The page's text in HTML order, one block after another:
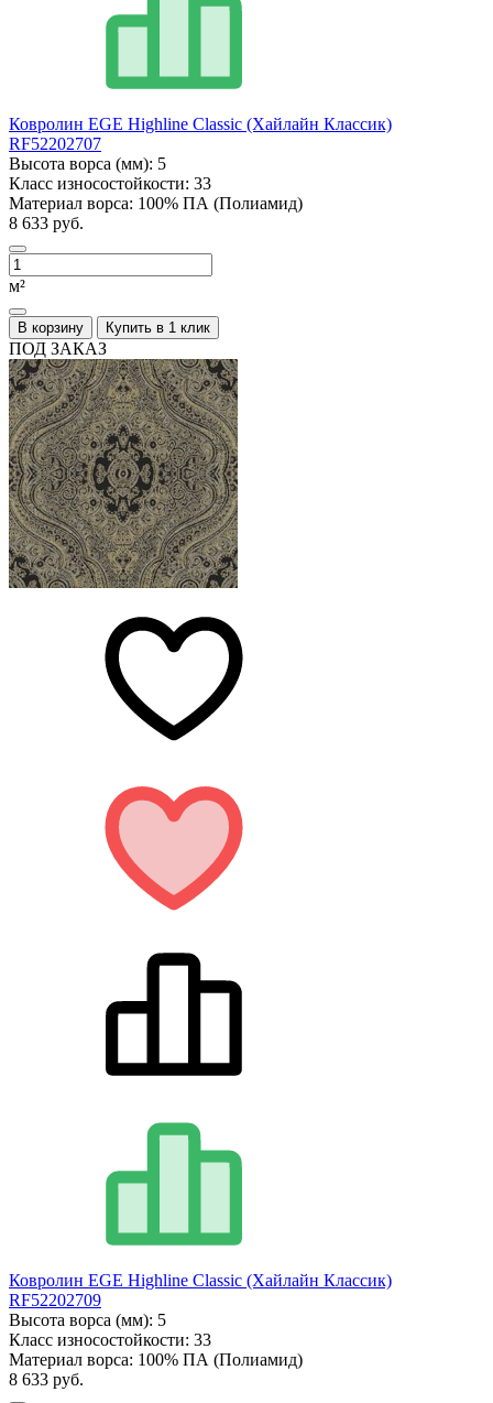
Ковролин EGE Highline Classic (Хайлайн Классик)
RF52202707
Высота ворса (мм): 5
Класс износостойкости: 33
Материал ворса: 100% ПА (Полиамид)
8 633 руб.
м²
В корзину Купить в 1 клик
ПОД ЗАКАЗ
Ковролин EGE Highline Classic (Хайлайн Классик)
RF52202709
Высота ворса (мм): 5
Класс износостойкости: 33
Материал ворса: 100% ПА (Полиамид)
8 633 руб.